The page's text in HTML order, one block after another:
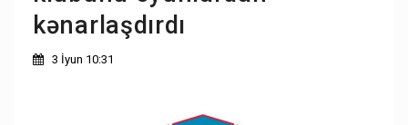
kənarlaşdırdı
3 İyun 10:31